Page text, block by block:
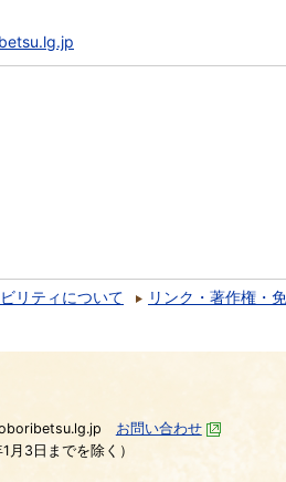
リティについて リンク・著作権・
お問い合わせ
3日までを除く）